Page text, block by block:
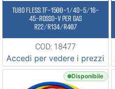
TUBO FLESS.TF-1500-1/4D-5/16-
45-ROSSO-V PER GAS
R22/R134/R407
COD: 18477
Accedi per vedere i prezzi
Disponibile